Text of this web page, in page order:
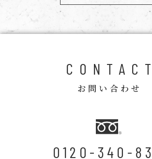
CONTACT
お問い合わせ
0120-340-